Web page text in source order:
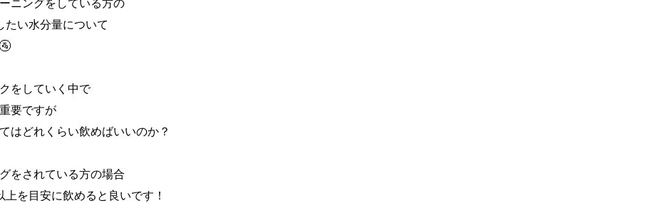
ニングをしている方の
たい水分量について
をしていく中で
要ですが
はどれくらい飲めばいいのか？
をされている方の場合
上を目安に飲めると良いです！